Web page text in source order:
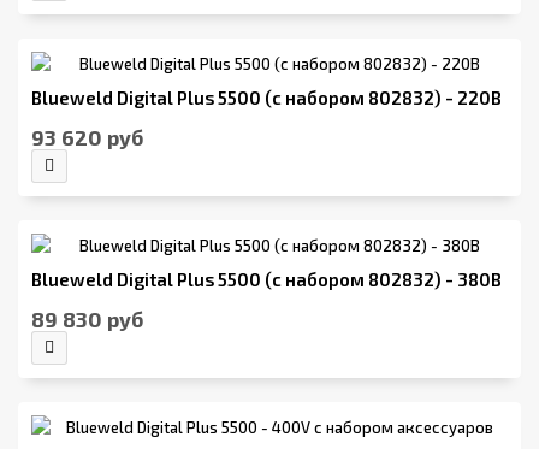
Blueweld Digital Plus 5500 (с набором 802832) - 220В
93 620 руб
Blueweld Digital Plus 5500 (с набором 802832) - 380В
89 830 руб